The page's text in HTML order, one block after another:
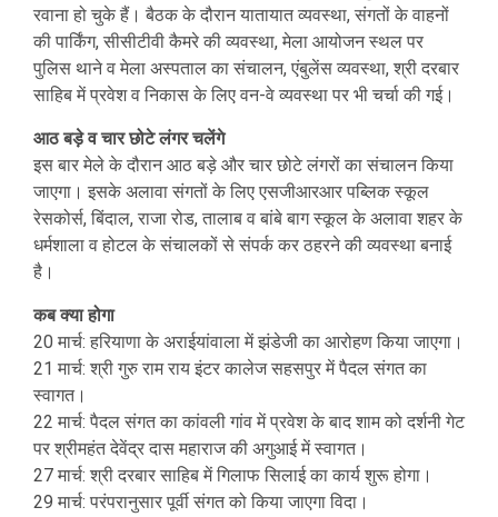
रवाना हो चुके हैं। बैठक के दौरान यातायात व्यवस्था, संगतों के वाहनों
की पार्किंग, सीसीटीवी कैमरे की व्यवस्था, मेला आयोजन स्थल पर
पुलिस थाने व मेला अस्पताल का संचालन, एंबुलेंस व्यवस्था, श्री दरबार
साहिब में प्रवेश व निकास के लिए वन-वे व्यवस्था पर भी चर्चा की गई।
आठ बड़े व चार छोटे लंगर चलेंगे
इस बार मेले के दौरान आठ बड़े और चार छोटे लंगरों का संचालन किया
जाएगा। इसके अलावा संगतों के लिए एसजीआरआर पब्लिक स्कूल
रेसकोर्स, बिंदाल, राजा रोड, तालाब व बांबे बाग स्कूल के अलावा शहर के
धर्मशाला व होटल के संचालकों से संपर्क कर ठहरने की व्यवस्था बनाई
है।
कब क्या होगा
20 मार्च: हरियाणा के अराईयांवाला में झंडेजी का आरोहण किया जाएगा।
21 मार्च: श्री गुरु राम राय इंटर कालेज सहसपुर में पैदल संगत का
स्वागत।
22 मार्च: पैदल संगत का कांवली गांव में प्रवेश के बाद शाम को दर्शनी गेट
पर श्रीमहंत देवेंद्र दास महाराज की अगुआई में स्वागत।
27 मार्च: श्री दरबार साहिब में गिलाफ सिलाई का कार्य शुरू होगा।
29 मार्च: परंपरानुसार पूर्वी संगत को किया जाएगा विदा।